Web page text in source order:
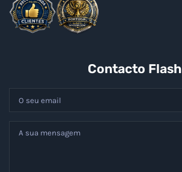
Contacto Flash